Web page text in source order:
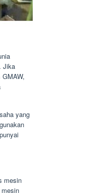
Jika
yang
mesin